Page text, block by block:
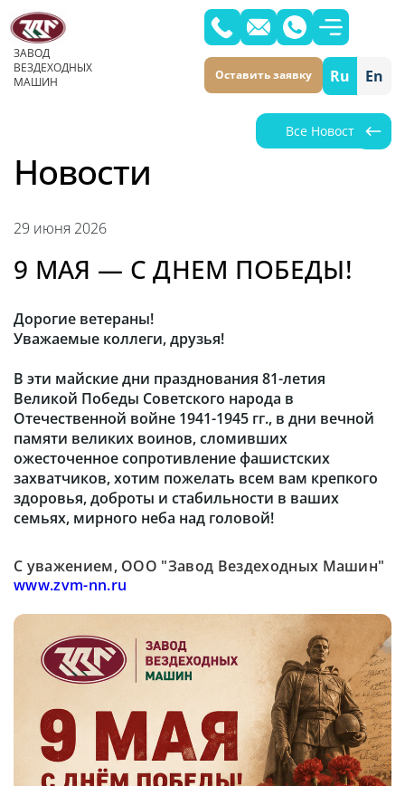
ЗАВОД
ВЕЗДЕХОДНЫХ
МАШИН
Оставить заявку Ru En
Новости
Все Новости
29 июня 2026
9 МАЯ — С ДНЕМ ПОБЕДЫ!
Дорогие ветераны!
Уважаемые коллеги, друзья!
В эти майские дни празднования 81-летия
Великой Победы Советского народа в
Отечественной войне 1941-1945 гг., в дни вечной
памяти великих воинов, сломивших
ожесточенное сопротивление фашистских
захватчиков, хотим пожелать всем вам крепкого
здоровья, доброты и стабильности в ваших
семьях, мирного неба над головой!
С уважением, ООО "Завод Вездеходных Машин"
www.zvm-nn.ru